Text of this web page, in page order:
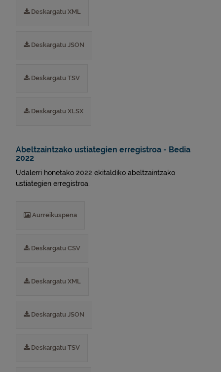
Deskargatu XML
Deskargatu JSON
Deskargatu TSV
Deskargatu XLSX
Abeltzaintzako ustiategien erregistroa - Bedia
2022
Udalerri honetako 2022 ekitaldiko abeltzaintzako
ustiategien erregistroa.
Aurreikuspena
Deskargatu CSV
Deskargatu XML
Deskargatu JSON
Deskargatu TSV